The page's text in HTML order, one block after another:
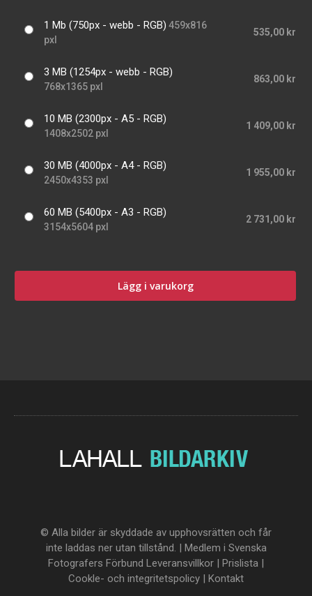
1 Mb (750px - webb - RGB) 459x816
pxl
535,00 kr
3 MB (1254px - webb - RGB)
768x1365 pxl
863,00 kr
10 MB (2300px - A5 - RGB)
1408x2502 pxl
1 409,00 kr
30 MB (4000px - A4 - RGB)
2450x4353 pxl
1 955,00 kr
60 MB (5400px - A3 - RGB)
3154x5604 pxl
2 731,00 kr
Lägg i varukorg
© Alla bilder är skyddade av upphovsrätten och får
inte laddas ner utan tillstånd. | Medlem i Svenska
Fotografers Förbund Leveransvillkor | Prislista |
Cookle- och integritetspolicy | Kontakt